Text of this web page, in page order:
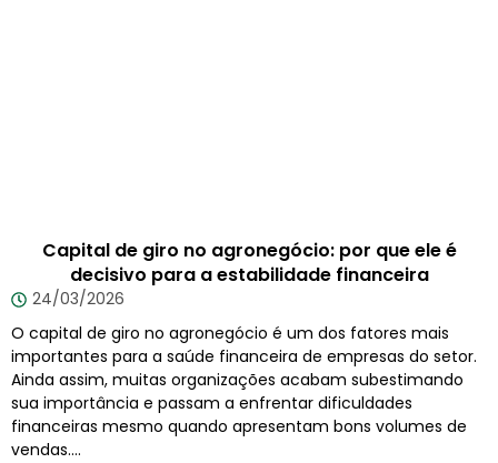
Capital de giro no agronegócio: por que ele é
decisivo para a estabilidade financeira
24/03/2026
O capital de giro no agronegócio é um dos fatores mais
importantes para a saúde financeira de empresas do setor.
Ainda assim, muitas organizações acabam subestimando
sua importância e passam a enfrentar dificuldades
financeiras mesmo quando apresentam bons volumes de
vendas....